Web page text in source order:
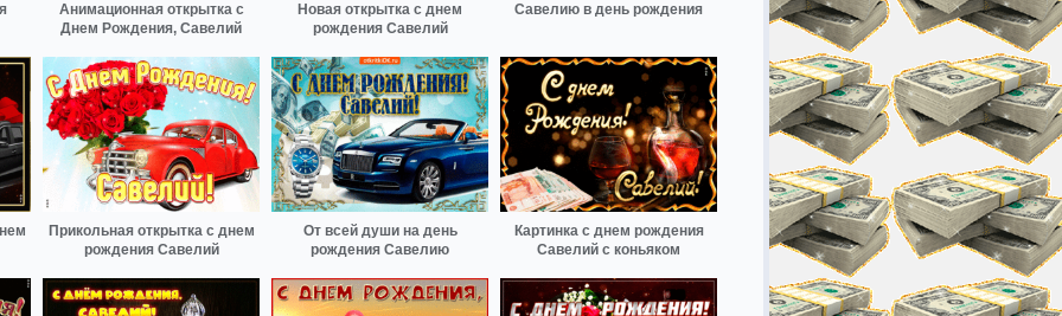
Анимационная открытка с
Днем Рождения, Савелий
Новая открытка с днем
рождения Савелий
Савелию в день рождения
Прикольная открытка с днем
рождения Савелий
От всей души на день
рождения Савелию
Картинка с днем рождения
Савелий с коньяком